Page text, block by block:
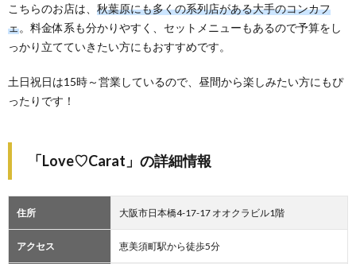
こちらのお店は、 秋葉原にも多くの系列店がある大手のコンカフ
ェ。料金体系も分かりやすく、セットメニューもあるので予算をし
っかり立てていきたい方にもおすすめです。
土日祝日は15時～営業しているので、昼間から楽しみたい方にもぴ
ったりです！
「Love♡Carat」の詳細情報
住所 大阪市日本橋4-17-17 オオクラビル1階
アクセス 恵美須町駅から徒歩5分